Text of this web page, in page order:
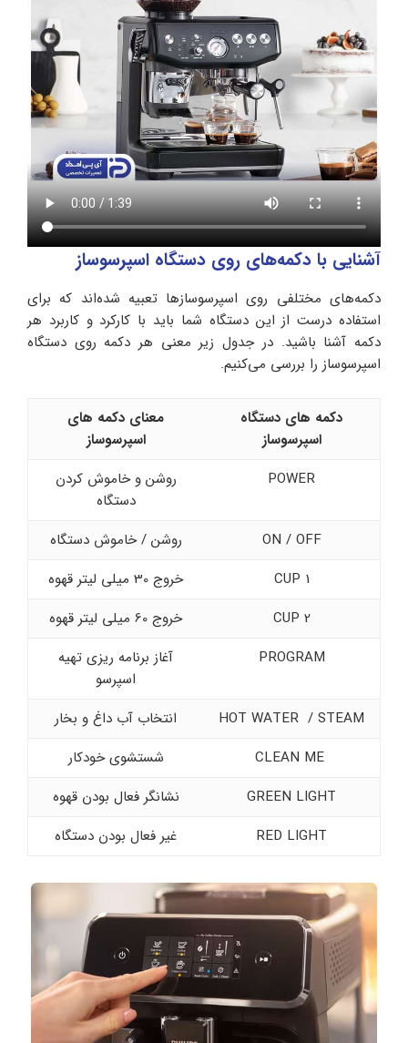
آشنایی با دکمه‌های روی دستگاه اسپرسوساز
دکمه‌های مختلفی روی اسپرسوسازها تعبیه شده‌اند که برای
استفاده درست از این دستگاه شما باید با کارکرد و کاربرد هر
دکمه آشنا باشید. در جدول زیر معنی هر دکمه روی دستگاه
اسپرسوساز را بررسی می‌کنیم.
دکمه های دستگاه
اسپرسوساز
معنای دکمه های
اسپرسوساز
POWER
روشن و خاموش کردن
دستگاه
ON / OFF
روشن / خاموش دستگاه
1 CUP
خروج 30 میلی لیتر قهوه
2 CUP
خروج 60 میلی لیتر قهوه
PROGRAM
آغاز برنامه ریزی تهیه
اسپرسو
HOT WATER / STEAM
انتخاب آب داغ و بخار
CLEAN ME
شستشوی خودکار
GREEN LIGHT
نشانگر فعال بودن قهوه
RED LIGHT
غیر فعال بودن دستگاه